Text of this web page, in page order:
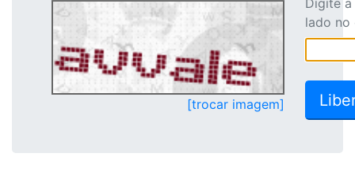
[trocar imagem]
Digite
lado no